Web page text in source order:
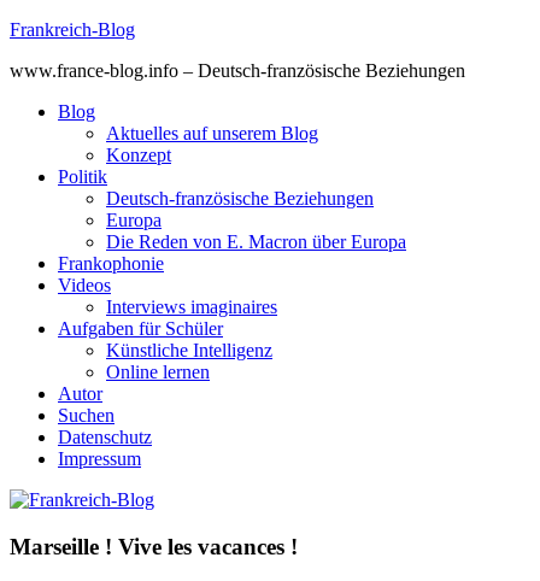
Skip
content
Frankreich-Blog
www.france-blog.info – Deutsch-französische Beziehungen
Blog
Aktuelles auf unserem Blog
Konzept
Politik
Deutsch-französische Beziehungen
Europa
Die Reden von E. Macron über Europa
Frankophonie
Videos
Interviews imaginaires
Aufgaben für Schüler
Künstliche Intelligenz
Online lernen
Autor
Suchen
Datenschutz
Impressum
Marseille ! Vive les vacances !